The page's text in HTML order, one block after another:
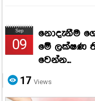
Sep
09
නොදැනීම
මේ ලක්ෂණ
වෙන්න...
17 Views